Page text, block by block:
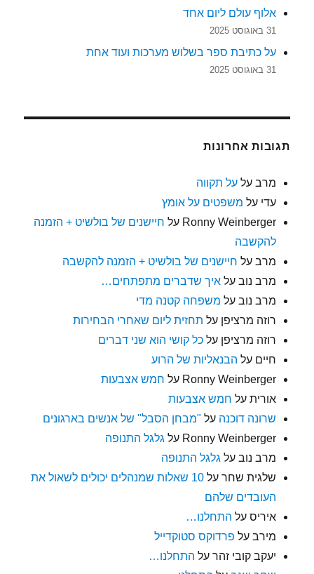
אלוף עולם ליום אחד
31 באוגוסט 2025
על כתיבת ספר בשלוש מערכות ועוד אחת
31 באוגוסט 2025
תגובות אחרונות
מרב עלעל תקווה
עדי על משפטים על אומץ
Ronny Weinberger על חיישנים של בולשיט + הזמנה
להקשבה
מרב על חיישנים של בולשיט + הזמנה להקשבה
מרב נוב עלאיך שדברים מתפתחים…
מרב נוב על משפחה קטנה מדי
רוזה מרציפן על תחזית ליום שאחרי הבחירות
רוזה מרציפן עלכל קושי הוא שני דברים
חיים על הבנאליות של הרוע
Ronny Weinberger על חמש אצבעות
אורית על חמש אצבעות
שרונה דוכנה על "מבחן הסבל" של אנשים בארגונים
Ronny Weinberger על גלגל התנופה
מרב נוב על גלגל התנופה
שלגית שחר על
10 שאלות שמנהלים יכולים לשאול את
העובדים שלהם
איריס על התחלנו…
מירב על פרדוקס סטוקדייל
יעקב קובי זהר על התחלנו…